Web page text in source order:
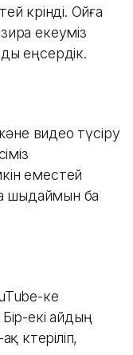
көрінді. Ойға
екеуміз
еңсердік.
видео түсіру
еместей
шыдаймын ба
ке
екі айдың
көтеріліп,